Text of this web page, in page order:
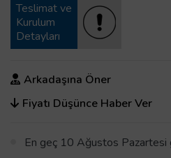
Teslimat ve
Kurulum
Detayları
Arkadaşına Öner
Fiyatı Düşünce Haber Ver
En geç 10 Ağustos Pazartesi